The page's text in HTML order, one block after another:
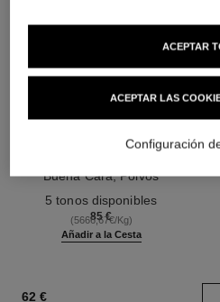
les beiges poudre belle mine
ensoleillée
Buena Cara, Polvos
Iluminador. Rostro, Cuello Y
Escote. Formato Maxi.
5 tonos disponibles
85 €
(5666,67€/Kg)
Añadir a la Cesta
62 €
ACEPTAR LAS
ACEPTAR
Configuración